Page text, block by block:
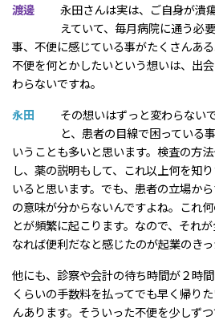
渡邊
永田さんは実は、ご自身が潰
えていて、毎月病院に通う必
事、不便に感じている事がたくさんあ
不便を何とかしたいという想いは、出
わらないですね。
永田
その想いはずっと変わらない
と、患者の目線で困っている
いうことも多いと思います。検査の方
し、薬の説明もして、これ以上何を知
いると思います。でも、患者の立場か
の意味が分からないんですよね。これ
とが頻繁に起こります。なので、それ
なれば便利だなと感じたのが起業のきっ
他にも、診察や会計の待ち時間が２時
くらいの手数料を払ってでも早く帰り
んあります。そういった不便を少しず